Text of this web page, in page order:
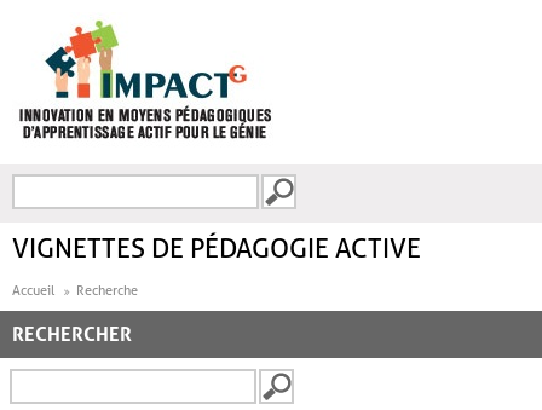
FORMULAIRE DE
VIGNETTES DE PÉDAGOGIE ACTIVE
Accueil Recherche
RECHERCHER